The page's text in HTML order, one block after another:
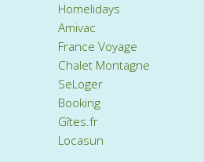
Homelidays
Amivac
France Voyage
Chalet Montagne
SeLoger
Booking
Gîtes.fr
Locasun